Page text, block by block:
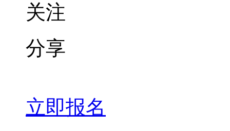
关注
分享
立即报名